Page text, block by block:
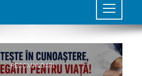
RECOMANDARI